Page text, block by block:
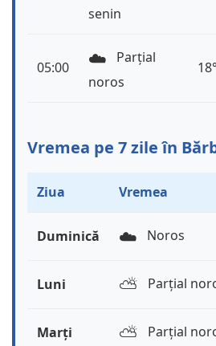
senin
05:00 ☁️
Parțial
noros
Vremea pe 7 zile în
Ziua Vremea
Duminică ☁️ Noros
Luni ⛅️ Parțial
Marți ⛅️ Parțial